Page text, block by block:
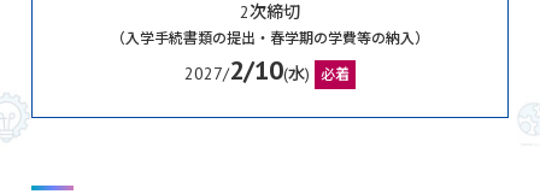
2次締切
（入学手続書類の提出・春学期の学費等の納入）
2027/2/10(水) 必着